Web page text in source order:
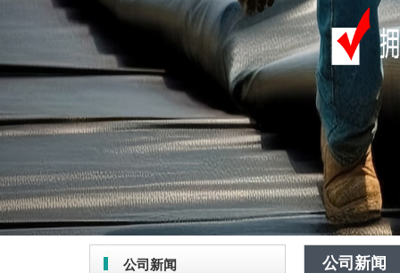
公司新闻 公司新闻